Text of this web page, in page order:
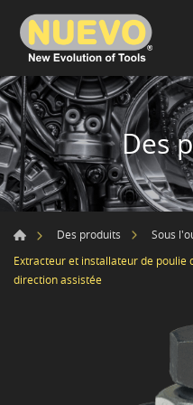
Des
Des produits
Sous
Extracteur et installateur de poulie
direction assistée